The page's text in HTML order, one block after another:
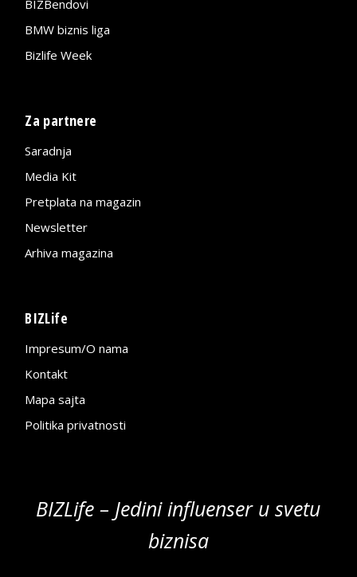
BIZBendovi
BMW biznis liga
Bizlife Week
Za partnere
Saradnja
Media Kit
Pretplata na magazin
Newsletter
Arhiva magazina
BIZLife
Impresum/O nama
Kontakt
Mapa sajta
Politika privatnosti
BIZLife – Jedini influenser u svetu
biznisa